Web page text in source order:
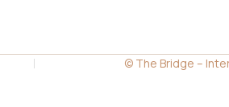
© The Bridge –